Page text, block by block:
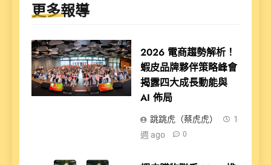
更多報導
2026 電商趨勢解析！
蝦皮品牌夥伴策略峰會
揭露四大成長動能與
AI 佈局
跳跳虎（蔡虎虎）
1
週 ago
0